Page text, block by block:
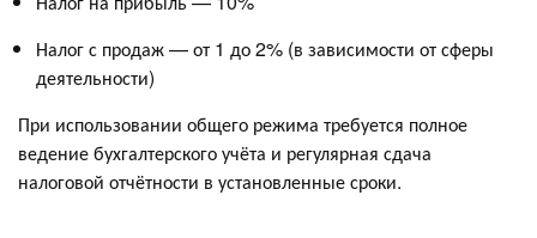
Налог с продаж — от 1 до 2% (в зависимости от сферы
деятельности)
При использовании общего режима требуется полное
ведение бухгалтерского учёта и регулярная сдача
налоговой отчётности в установленные сроки.